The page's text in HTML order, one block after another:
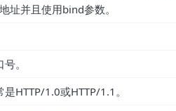
址并且使用bind参数。
。
HTTP/1.0或HTTP/1.1。